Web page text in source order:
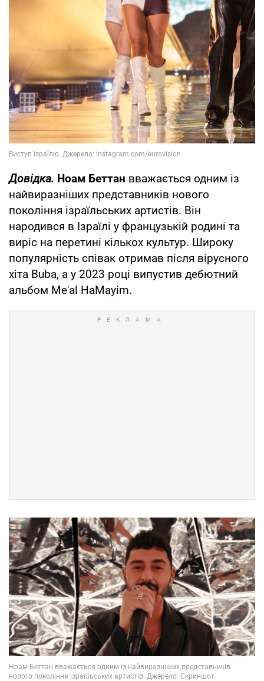
Довідка. Ноам Беттан вважається одним із
найвиразніших представників нового
покоління ізраїльських артистів. Він
народився в Ізраїлі у французькій родині та
виріс на перетині кількох культур. Широку
популярність співак отримав після вірусного
хіта Buba, а у 2023 році випустив дебютний
альбом Me'al HaMayim.